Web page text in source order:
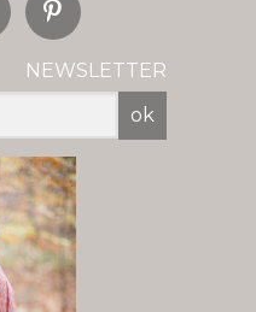
NEWSLETTER
ok